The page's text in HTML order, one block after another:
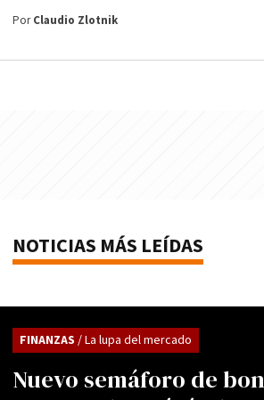
PorClaudio Zlotnik
NOTICIAS MÁS LEÍDAS
Nuevo semáforo de
FINANZAS / La lupa del mercado